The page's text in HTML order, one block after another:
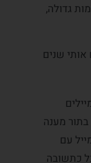
גדולה,
שנים
בתור מענה
עם
כתשובה